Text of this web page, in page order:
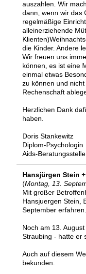
auszahlen. Wir
dann, wenn wir das
regelmäßige
alleinerziehende
die Kinder. Andere
Wir freuen uns
können, es ist eine
einmal etwas
zu können und
Rechenschaft
Herzlichen Dank
haben.
Doris Stankewitz
Diplom-Psychologin
Aids-
Hansjürgen Stein +
(Montag, 13.
Mit großer
Hansjuergen Stein,
September erfahren.
Noch am 13.
Straubing - hatte er
Auch auf diesem
bekunden.